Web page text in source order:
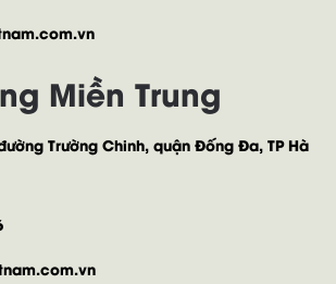
Miền Trung
Trường Chinh, quận Đống Đa, TP Hà